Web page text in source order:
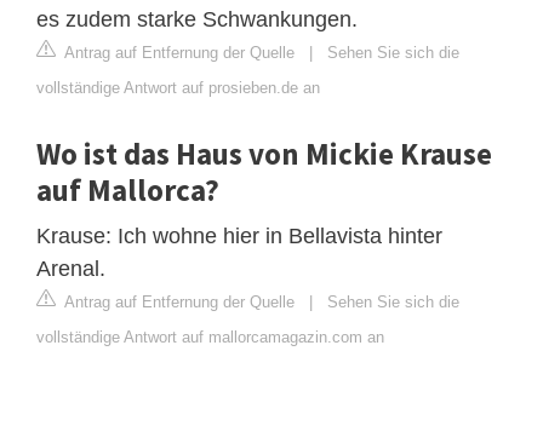
es zudem starke Schwankungen.
Antrag auf Entfernung der Quelle | Sehen Sie sich die
vollständige Antwort auf prosieben.de an
Wo ist das Haus von Mickie Krause
auf Mallorca?
Krause: Ich wohne hier in Bellavista hinter
Arenal.
Antrag auf Entfernung der Quelle | Sehen Sie sich die
vollständige Antwort auf mallorcamagazin.com an